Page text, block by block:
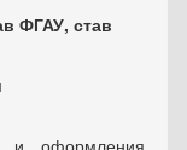
ФГАУ, став